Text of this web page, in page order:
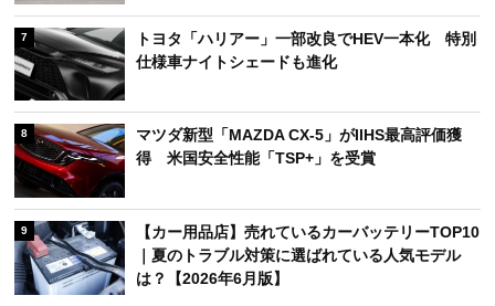
7
トヨタ「ハリアー」一部改良でHEV一本化 特別
仕様車ナイトシェードも進化
8
マツダ新型「MAZDA CX-5」がIIHS最高評価獲
得 米国安全性能「TSP+」を受賞
9
【カー用品店】売れているカーバッテリーTOP10
｜夏のトラブル対策に選ばれている人気モデル
は？【2026年6月版】